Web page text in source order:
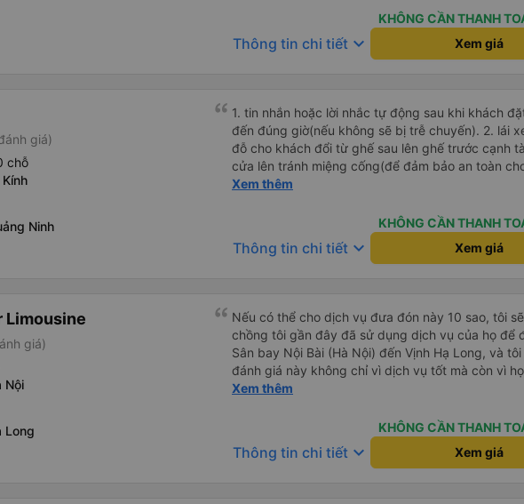
xe. Lần sau e mong có duyên gặp lại a ạ.
KHÔNG CẦN THANH
Thông tin chi tiết keyboard_arrow_down Xem giá
giá)
chỗ
Ninh
1. tin nhắn hoặc lời nhắc tự động sau khi khách
đến đúng giờ(nếu không sẽ bị trễ chuyến). 2. lái xe khi dừng
đỗ cho khách đổi từ ghế sau lên ghế trước cạnh
cửa lên tránh miệng cống(để đảm bảo an toàn
tại HN: miệng cống bằng sắt chữ nhật dạng ô lưới,
Bác tài đã cố gắng để về đến Tng kịp 20h, để
chuyến Xe 11 chỗ nên thoáng đãng.
Xem thêm
KHÔNG CẦN THANH
Thông tin chi tiết keyboard_arrow_down Xem giá
Limousine
giá)
Nội
Long
Nếu có thể cho dịch vụ đưa đón này 10 sao, tôi
chồng tôi gần đây đã sử dụng dịch vụ của họ để
Sân bay Nội Bài (Hà Nội) đến Vịnh Hạ Long, và
đánh giá này không chỉ vì dịch vụ tốt mà còn vì
những anh hùng. Chuyến bay của chúng tôi bị
vẫn đến sân bay muộn hơn hai tiếng. Chúng tôi
kiệt sức và hoàn toàn nghĩ rằng mình sẽ lỡ
trước, có khả năng gây nguy hiểm cho toàn bộ
Xem thêm
KHÔNG CẦN THANH
Thông tin chi tiết keyboard_arrow_down Xem giá